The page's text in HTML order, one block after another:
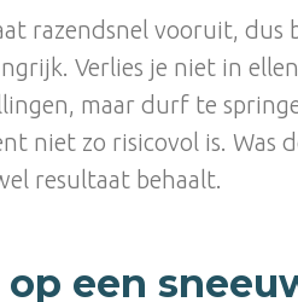
razendsnel vooruit, dus
Verlies je niet in
maar durf te
niet zo risicovol is. Was
resultaat behaalt.
een